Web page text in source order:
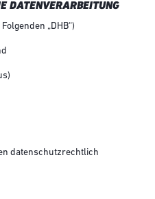
DATENVERARBEITUNG
„DHB“)
datenschutzrechtlich